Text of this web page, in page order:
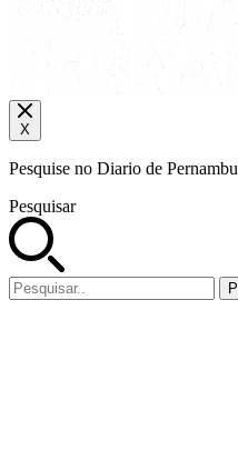
X
Pesquise no Diario de
Pesquisar